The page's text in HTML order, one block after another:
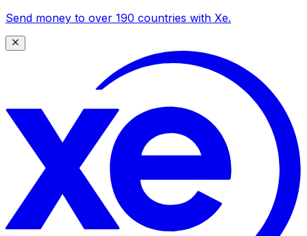
Send money to over 190 countries with Xe.